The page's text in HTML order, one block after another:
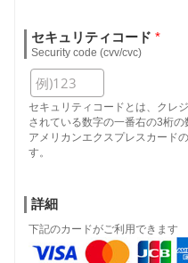
セキュリティコード *
Security code (cvv/cvc)
セキュリティコードとは、クレ
されている数字の一番右の3桁の
アメリカンエクスプレスカード
す。
詳細
下記のカードがご利用できます